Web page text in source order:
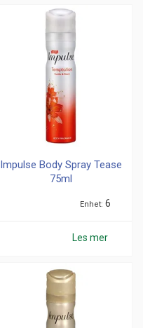
Impulse Body Spray Tease
75ml
Enhet 6
Les mer